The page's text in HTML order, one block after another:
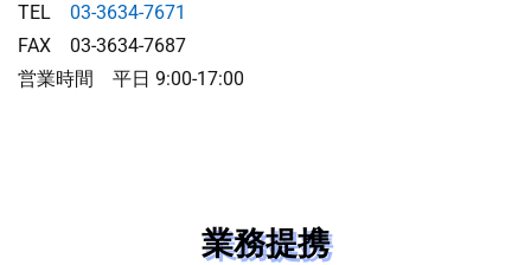
TEL 03-3634-7671
FAX 03-3634-7687
営業時間 平日 9:00-17:00
業務提携